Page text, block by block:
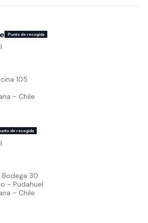
Punto de recogida
105
- Chile
de recogida
Bodega 30
- Pudahuel
- Chile